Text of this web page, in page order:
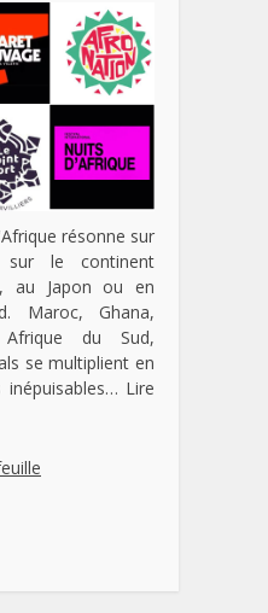
résonne sur
le continent
au Japon ou en
Maroc, Ghana,
Afrique du Sud,
se multiplient en
Lire